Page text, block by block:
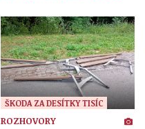
ŠKODA ZA DESÍTKY TISÍC
ROZHOVORY